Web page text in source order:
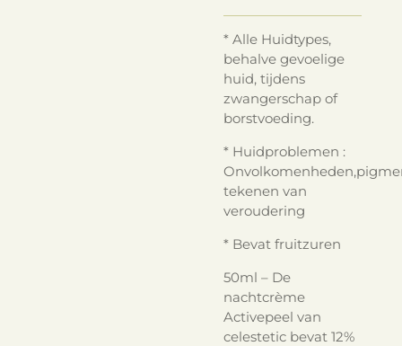
* Alle Huidtypes,
behalve gevoelige
huid, tijdens
zwangerschap of
borstvoeding.
* Huidproblemen :
tekenen van
veroudering
* Bevat fruitzuren
50ml – De
nachtcrème
Activepeel van
celestetic bevat 12%